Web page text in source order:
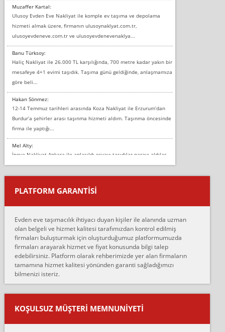
Muzaffer Kartal:
Ulusoy Evden Eve Nakliyat ile komple ev taşıma ve depolama
hizmeti almak üzere, firmanın ulusoynaklyat.com.tr,
ulusoyevdeneve.com.tr ve ulusoyevdenevenaklya...
Banu Türksoy:
Haliç Nakliyat ile 26.000 TL karşılığında, 700 metre kadar yakın bir
mesafeye 4+1 evimi taşıdık. Taşıma günü geldiğinde, anlaşmamıza
göre beli...
Hakan Sönmez:
12-14 Temmuz tarihleri arasında Koza Nakliyat ile Erzurum’dan
Burdur’a şehirler arası taşınma hizmeti aldım. Taşınma öncesinde
firma ile yaptığı...
Mel Alty:
İnova Nakliyat Ankara ile anlaşıldı eşyayı taşıdılar parayı aldılar.
Salon duvarına bir baktım birisi boydan alüminyum renkli bantı
yapıştırm...
Murat:
çalıştıklarını, müş...
Ahmet:
Lüleburgaz güngünes evden eve naklyat eşyalarımı taşımak için
anlaştık sabah eve geldiklerinde de eşyalarımı düzgün şekilde
sarcaz demelerine r...
mehmet güldü:
Ankara ALİCANLAR NAKLİYAT Tutarsız ve ticari ahlak problemleri
var verdikleri fiyat teklifini arttırdılar. Sonrasında taşıma gününde
oldukça tutarsı...
PLATFORM GARANTİSİ
Evden eve taşımacılık ihtiyacı duyan kişiler ile alanında uzman
olan belgeli ve hizmet kalitesi tarafımızdan kontrol edilmiş
firmaları buluşturmak için oluşturduğumuz platformumuzda
firmaları arayarak hizmet ve fiyat konusunda bilgi talep
edebilirsiniz. Platform olarak rehberimizde yer alan firmaların
tamamına hizmet kalitesi yönünden garanti sağladığımızı
bilmenizi isteriz.
KOŞULSUZ MÜŞTERI MEMNUNIYETI